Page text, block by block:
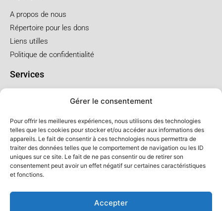
Gérer le consentement
Pour offrir les meilleures expériences, nous utilisons des technologies
telles que les cookies pour stocker et/ou accéder aux informations des
appareils. Le fait de consentir à ces technologies nous permettra de
traiter des données telles que le comportement de navigation ou les ID
uniques sur ce site. Le fait de ne pas consentir ou de retirer son
consentement peut avoir un effet négatif sur certaines caractéristiques
et fonctions.
Accepter
A propos de nous
Répertoire pour les dons
Liens utilles
Politique de confidentialité
Services
Funérailles au salon
Forfaits et prix
Forfait crémation
Forfait service à l'église